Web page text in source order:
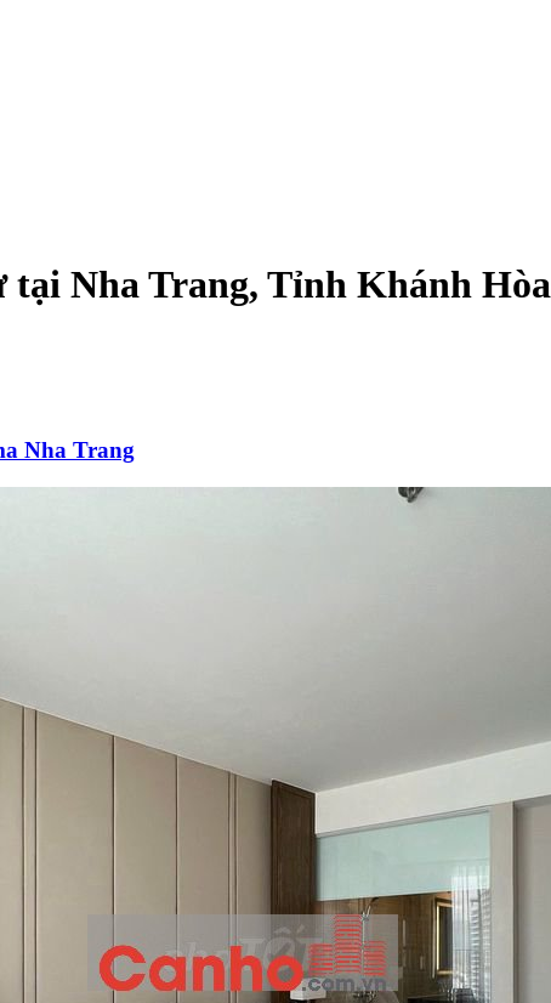
tại Nha Trang, Tỉnh Khánh Hòa
Nha Trang